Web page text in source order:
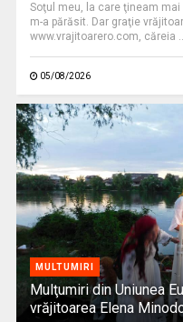
Soţul meu, la care ţineam
m-a părăsit. Dar graţie
www.vrajitoarero.com, căreia
05/08/2026
MULTUMIRI
Mulţumiri din Uniunea
vrăjitoarea Elena